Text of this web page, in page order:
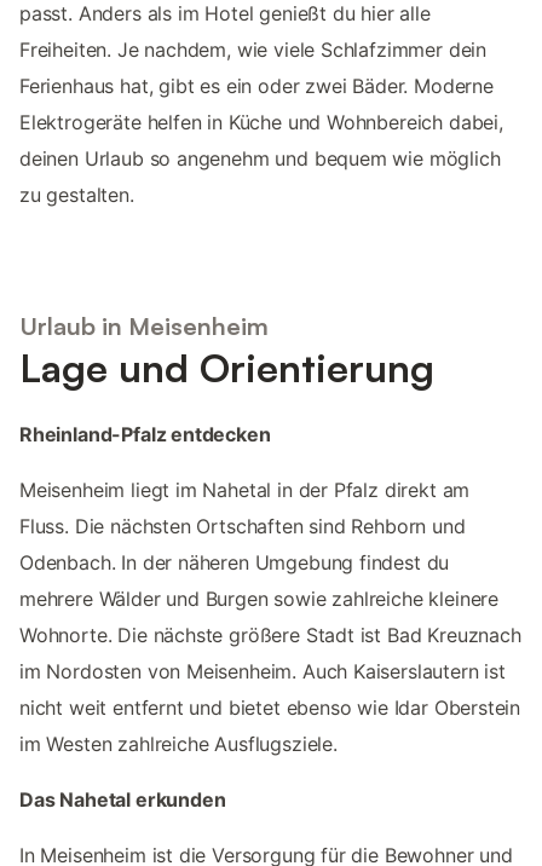
passt. Anders als im Hotel genießt du hier alle
Freiheiten. Je nachdem, wie viele Schlafzimmer dein
Ferienhaus hat, gibt es ein oder zwei Bäder. Moderne
Elektrogeräte helfen in Küche und Wohnbereich dabei,
deinen Urlaub so angenehm und bequem wie möglich
zu gestalten.
Urlaub in Meisenheim
Lage und Orientierung
Rheinland-Pfalz entdecken
Meisenheim liegt im Nahetal in der Pfalz direkt am
Fluss. Die nächsten Ortschaften sind Rehborn und
Odenbach. In der näheren Umgebung findest du
mehrere Wälder und Burgen sowie zahlreiche kleinere
Wohnorte. Die nächste größere Stadt ist Bad Kreuznach
im Nordosten von Meisenheim. Auch Kaiserslautern ist
nicht weit entfernt und bietet ebenso wie Idar Oberstein
im Westen zahlreiche Ausflugsziele.
Das Nahetal erkunden
In Meisenheim ist die Versorgung für die Bewohner und